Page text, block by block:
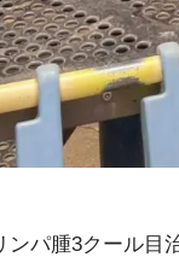
ンパ腫3クール目